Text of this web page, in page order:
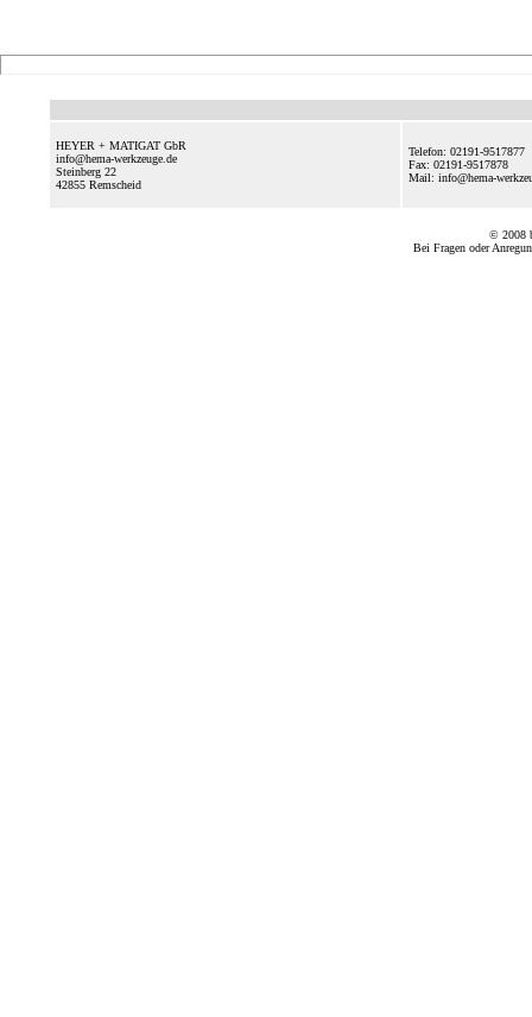
HEYER + MATIGAT GbR
info@hema-werkzeuge.de
Steinberg 22
42855 Remscheid
Telefon: 02191-9517877
Fax: 02191-9517878
Mail: info@hema-
© 2008
Bei Fragen oder